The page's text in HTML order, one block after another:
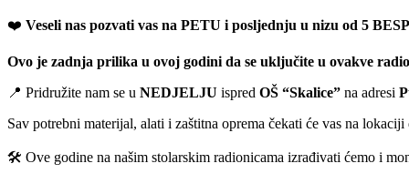
❤️ Veseli nas pozvati vas na PETU i posljednju u nizu od 5
Ovo je zadnja prilika u ovoj godini da se uključite u ovakve
📍 Pridružite nam se u NEDJELJU ispred OŠ “Skalice” na adresi
Sav potrebni materijal, alati i zaštitna oprema čekati će vas na
🛠️ Ove godine na našim stolarskim radionicama izrađivati ćemo i